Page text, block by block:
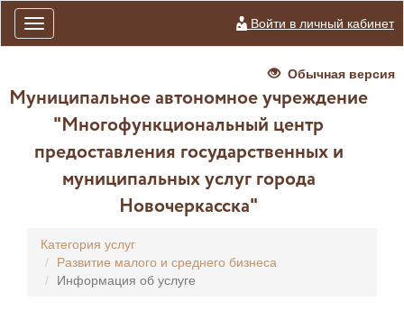
Toggle
navigation
Войти в личный кабинет
Обычная версия
Муниципальное автономное учреждение
"Многофункциональный центр
предоставления государственных и
муниципальных услуг города
Новочеркасска"
Категория услуг
Развитие малого и среднего бизнеса
Информация об услуге